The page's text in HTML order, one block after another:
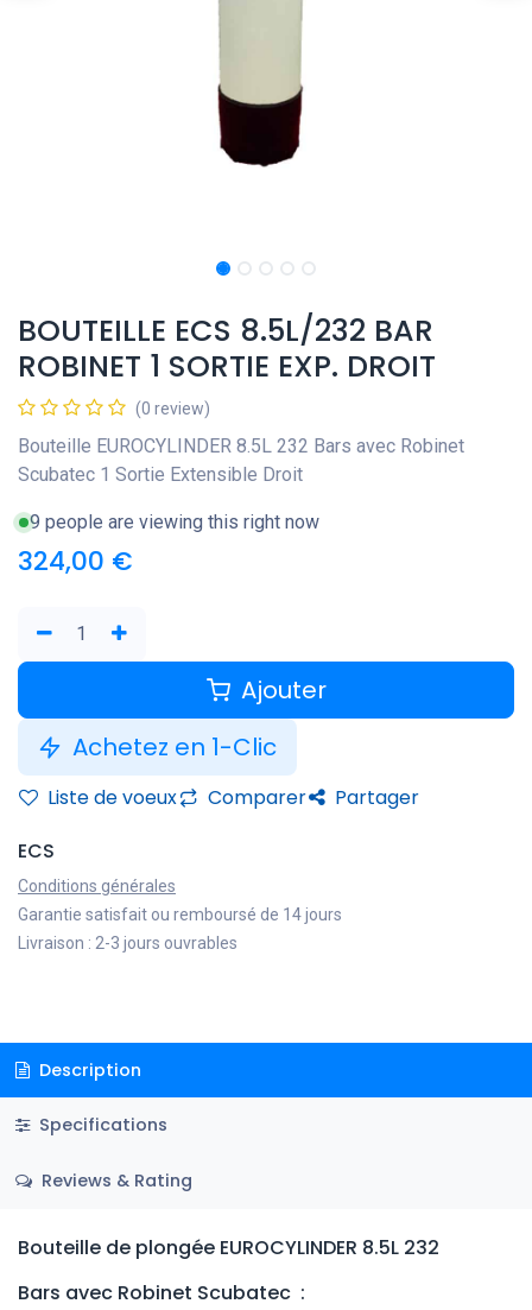
BOUTEILLE ECS 8.5L/232 BAR
ROBINET 1 SORTIE EXP. DROIT
(0 review)
Bouteille EUROCYLINDER 8.5L 232 Bars avec Robinet
Scubatec 1 Sortie Extensible Droit
9 people are viewing this right now
324,00 €
Ajouter
Achetez en 1-Clic
Liste de voeux Comparer
Partager
ECS
Conditions générales
Garantie satisfait ou remboursé de 14 jours
Livraison : 2-3 jours ouvrables
Description
Specifications
Reviews & Rating
Bouteille de plongée EUROCYLINDER 8.5L 232
Bars avec Robinet Scubatec :